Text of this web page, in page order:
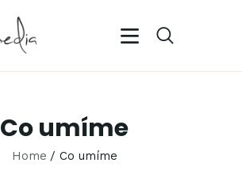
Co umíme
Home Co umíme